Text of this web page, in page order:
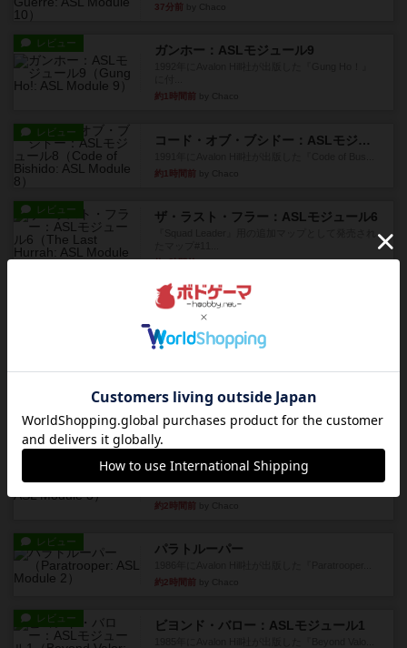
37分前
レビュー ガンホー：ASLモジュール9
約1時間前
レビュー
コード・オブ・ブシドー：ASLモジュール8
約1時間前
レビュー ザ・ラスト・フラー：ASLモジュール6
約1時間前by Chaco
ホロウレギオンズ：ASLモジュール7
1989年にAvalon Hill社が出版した『Hollow Legi...
約1時間前by Chaco
レビュー
1988年にAvalon Hill社が出版した『West of Ala...
約1時間前by Chaco
ヤンクス：ASLモジュール3
1987年にAvalon Hill社が出版した『Yanks』に付属
約2時間前
レビュー パラトルーパー
約2時間前
レビュー ビヨンド・バロー：ASLモジュール1